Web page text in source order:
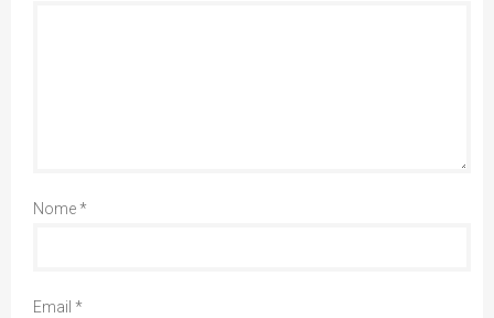
Nome*
Email *